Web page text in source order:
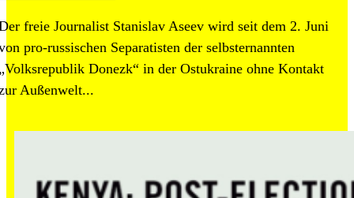
freie Journalist Stanislav Aseev wird seit dem 2. Juni
pro-russischen Separatisten der selbsternannten
Donezk“ in der Ostukraine ohne Kontakt
Außenwelt...